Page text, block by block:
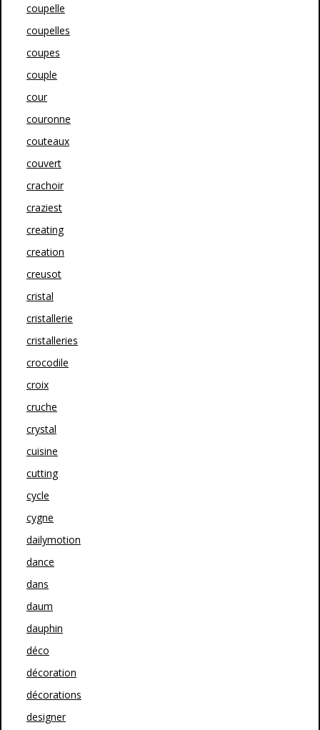
coupelle
coupelles
coupes
couple
cour
couronne
couteaux
couvert
crachoir
craziest
creating
creation
creusot
cristal
cristallerie
cristalleries
crocodile
croix
cruche
crystal
cuisine
cutting
cycle
cygne
dailymotion
dance
dans
daum
dauphin
déco
décoration
décorations
designer